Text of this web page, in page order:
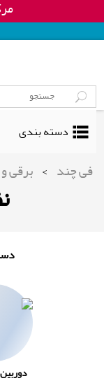
دسته بندی
فی چند > برقی